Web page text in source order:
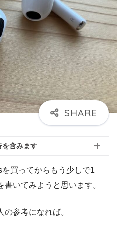
を含みます
買ってからもう少しで1
いてみようと思います。
の参考になれば。